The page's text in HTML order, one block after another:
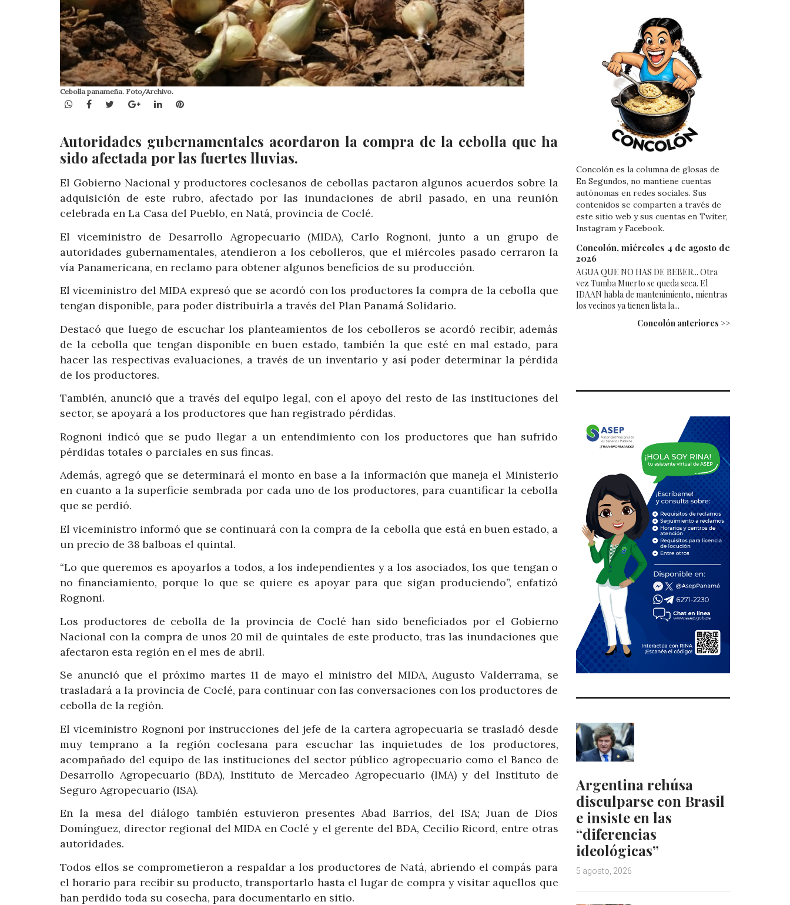
Cebolla panameña. Foto/Archivo.
WhatsApp
Facebook
TwitterGoogle+LinkedInPinterest
Autoridades gubernamentales acordaron la compra de la cebolla que ha
sido afectada por las fuertes lluvias.
El Gobierno Nacional y productores coclesanos de cebollas pactaron algunos acuerdos sobre la
adquisición de este rubro, afectado por las inundaciones de abril pasado, en una reunión
celebrada en La Casa del Pueblo, en Natá, provincia de Coclé.
El viceministro de Desarrollo Agropecuario (MIDA), Carlo Rognoni, junto a un grupo de
autoridades gubernamentales, atendieron a los cebolleros, que el miércoles pasado cerraron la
vía Panamericana, en reclamo para obtener algunos beneficios de su producción.
El viceministro del MIDA expresó que se acordó con los productores la compra de la cebolla que
tengan disponible, para poder distribuirla a través del Plan Panamá Solidario.
Destacó que luego de escuchar los planteamientos de los cebolleros se acordó recibir, además
de la cebolla que tengan disponible en buen estado, también la que esté en mal estado, para
hacer las respectivas evaluaciones, a través de un inventario y así poder determinar la pérdida
de los productores.
También, anunció que a través del equipo legal, con el apoyo del resto de las instituciones del
sector, se apoyará a los productores que han registrado pérdidas.
Rognoni indicó que se pudo llegar a un entendimiento con los productores que han sufrido
pérdidas totales o parciales en sus fincas.
Además, agregó que se determinará el monto en base a la información que maneja el Ministerio
en cuanto a la superficie sembrada por cada uno de los productores, para cuantificar la cebolla
que se perdió.
El viceministro informó que se continuará con la compra de la cebolla que está en buen estado, a
un precio de 38 balboas el quintal.
“Lo que queremos es apoyarlos a todos, a los independientes y a los asociados, los que tengan o
no financiamiento, porque lo que se quiere es apoyar para que sigan produciendo”, enfatizó
Rognoni.
Los productores de cebolla de la provincia de Coclé han sido beneficiados por el Gobierno
Nacional con la compra de unos 20 mil de quintales de este producto, tras las inundaciones que
afectaron esta región en el mes de abril.
Se anunció que el próximo martes 11 de mayo el ministro del MIDA, Augusto Valderrama, se
trasladará a la provincia de Coclé, para continuar con las conversaciones con los productores de
cebolla de la región.
El viceministro Rognoni por instrucciones del jefe de la cartera agropecuaria se trasladó desde
muy temprano a la región coclesana para escuchar las inquietudes de los productores,
acompañado del equipo de las instituciones del sector público agropecuario como el Banco de
Desarrollo Agropecuario (BDA), Instituto de Mercadeo Agropecuario (IMA) y del Instituto de
Seguro Agropecuario (ISA).
En la mesa del diálogo también estuvieron presentes Abad Barrios, del ISA; Juan de Dios
Domínguez, director regional del MIDA en Coclé y el gerente del BDA, Cecilio Ricord, entre otras
autoridades.
Todos ellos se comprometieron a respaldar a los productores de Natá, abriendo el compás para
el horario para recibir su producto, transportarlo hasta el lugar de compra y visitar aquellos que
han perdido toda su cosecha, para documentarlo en sitio.
Concolón es la columna de glosas de
En Segundos, no mantiene cuentas
autónomas en redes sociales. Sus
contenidos se comparten a través de
este sitio web y sus cuentas en Twiter,
Instagram y Facebook.
Concolón, miércoles 4 de agosto de
2026
AGUA QUE NO HAS DE BEBER... Otra
vez Tumba Muerto se queda seca. El
IDAAN habla de mantenimiento, mientras
los vecinos ya tienen lista la...
Concolón anteriores >>
Argentina rehúsa
disculparse con Brasil
e insiste en las
“diferencias
ideológicas”
5 agosto, 2026